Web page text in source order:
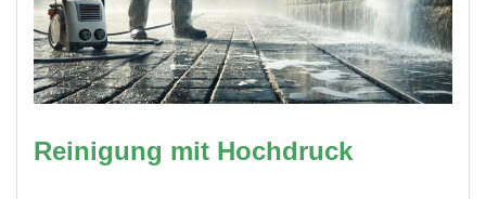
Reinigung mit Hochdruck